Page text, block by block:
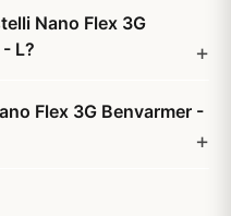
Nano Flex 3G
L?
Flex 3G Benvarmer -